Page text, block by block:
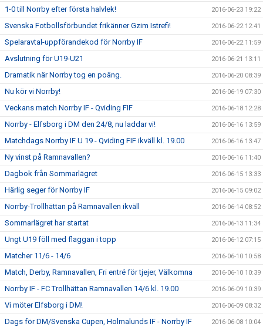
1-0 till Norrby efter första halvlek! 2016-06-23 19:22
Svenska Fotbollsförbundet frikänner Gzim Istrefi! 2016-06-22 12:41
Spelaravtal-uppförandekod för Norrby IF 2016-06-22 11:59
Avslutning för U19-U21 2016-06-21 13:11
Dramatik när Norrby tog en poäng. 2016-06-20 08:39
Nu kör vi Norrby! 2016-06-19 07:30
Veckans match Norrby IF - Qviding FIF 2016-06-18 12:28
Norrby - Elfsborg i DM den 24/8, nu laddar vi! 2016-06-16 13:59
Matchdags Norrby IF U 19 - Qviding FIF ikväll kl. 19.00 2016-06-16 13:47
Ny vinst på Ramnavallen? 2016-06-16 11:40
Dagbok från Sommarlägret 2016-06-15 13:33
Härlig seger för Norrby IF 2016-06-15 09:02
Norrby-Trollhättan på Ramnavallen ikväll 2016-06-14 08:52
Sommarlägret har startat 2016-06-13 11:34
Ungt U19 föll med flaggan i topp 2016-06-12 07:15
Matcher 11/6 - 14/6 2016-06-10 10:58
Match, Derby, Ramnavallen, Fri entré för tjejer, Välkomna 2016-06-10 10:39
Norrby IF - FC Trollhättan Ramnavallen 14/6 kl. 19.00 2016-06-09 10:39
Vi möter Elfsborg i DM! 2016-06-09 08:32
Dags för DM/Svenska Cupen, Holmalunds IF - Norrby IF 2016-06-08 10:04